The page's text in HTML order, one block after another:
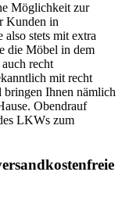
Möglichkeit zur
Kunden in
also stets mit extra
die Möbel in dem
recht
mit recht
bringen Ihnen nämlich
Obendrauf
LKWs zum